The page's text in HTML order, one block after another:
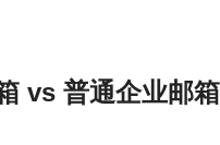
vs 普通企业邮箱